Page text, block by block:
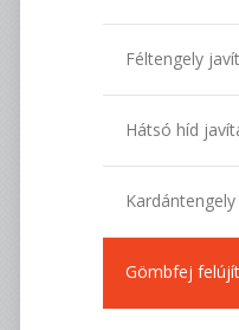
Féltengely
Hátsó híd
Gömbfej